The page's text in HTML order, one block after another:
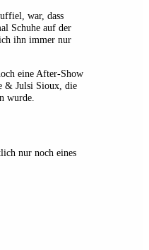
war, dass
Schuhe auf der
ihn immer nur
eine After-Show
& Julsi Sioux, die
wurde.
nur noch eines